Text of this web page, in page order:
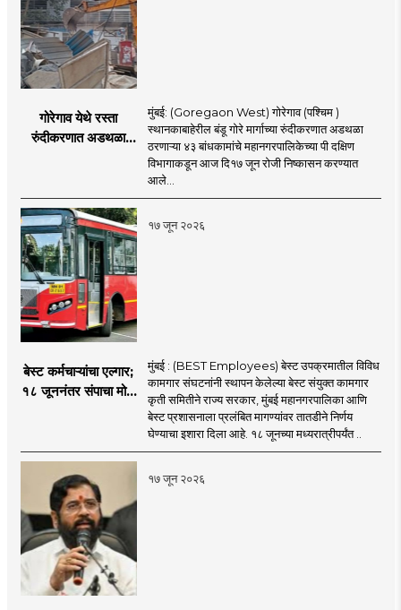
गोरेगाव येथे रस्ता
रुंदीकरणात अडथळा
मुंबई: (Goregaon West) गोरेगाव (पश्चिम )
स्थानकाबाहेरील बंडू गोरे मार्गाच्या रुंदीकरणात अडथळा
ठरणाऱ्या ४३ बांधकामांचे महानगरपालिकेच्या पी दक्षिण
विभागाकडून आज दि१७ जून रोजी निष्कासन करण्यात
आले...
१७ जून २०२६
बेस्ट कर्मचाऱ्यांचा एल्गार;
१८ जूननंतर संपाचा मोठा
मुंबई : (BEST Employees) बेस्ट उपक्रमातील विविध
कामगार संघटनांनी स्थापन केलेल्या बेस्ट संयुक्त कामगार
कृती समितीने राज्य सरकार, मुंबई महानगरपालिका आणि
बेस्ट प्रशासनाला प्रलंबित मागण्यांवर तातडीने निर्णय
घेण्याचा इशारा दिला आहे. १८ जूनच्या मध्यरात्रीपर्यंत ..
१७ जून २०२६